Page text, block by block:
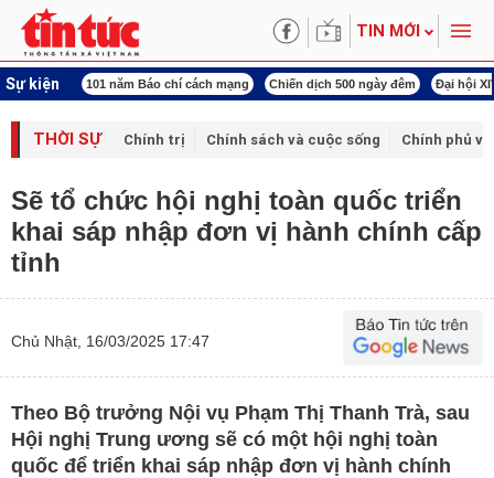
TIN MỚI
Sự kiện
tên Bác 101 năm Báo chí cách mạng Chiến dịch 500 ngày đêm Đại hội
THỜI SỰ Chính trị Chính sách và cuộc sống Chính phủ
Sẽ tổ chức hội nghị toàn quốc triển
khai sáp nhập đơn vị hành chính cấp
tỉnh
Chủ Nhật, 16/03/2025 17:47
Theo Bộ trưởng Nội vụ Phạm Thị Thanh Trà, sau
Hội nghị Trung ương sẽ có một hội nghị toàn
quốc để triển khai sáp nhập đơn vị hành chính